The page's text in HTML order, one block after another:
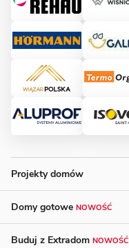
Projekty domów
Domy gotowe NOWOŚĆ
Buduj z Extradom NOWOŚĆ